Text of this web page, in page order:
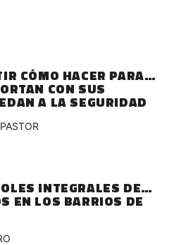
CÓMO HACER PARA
CON SUS
A LA SEGURIDAD
INTEGRALES DE
EN LOS BARRIOS DE